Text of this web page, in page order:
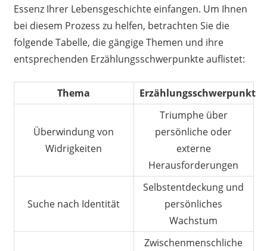
Essenz Ihrer Lebensgeschichte einfangen. Um Ihnen
bei diesem Prozess zu helfen, betrachten Sie die
folgende Tabelle, die gängige Themen und ihre
entsprechenden Erzählungsschwerpunkte auflistet:
Thema Erzählungsschwerpunkt
Überwindung von
Widrigkeiten
Triumphe über
persönliche oder
externe
Herausforderungen
Suche nach Identität
Selbstentdeckung und
persönliches
Wachstum
Zwischenmenschliche